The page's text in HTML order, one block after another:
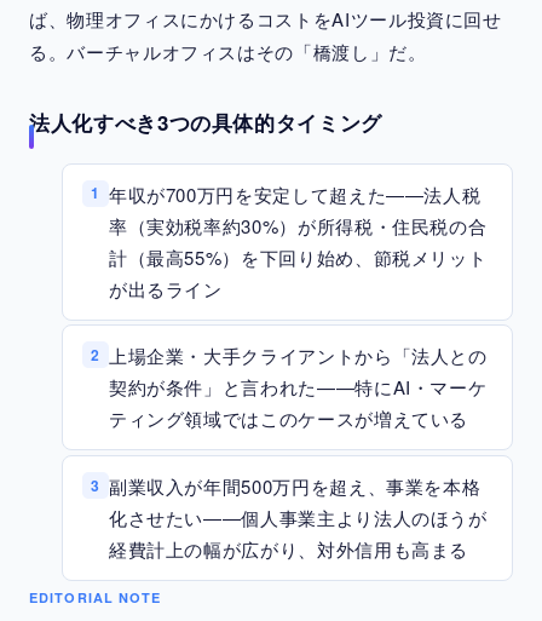
ば、物理オフィスにかけるコストをAIツール投資に回せ
る。バーチャルオフィスはその「橋渡し」だ。
法人化すべき3つの具体的タイミング
1 年収が700万円を安定して超えた——法人税
率（実効税率約30%）が所得税・住民税の合
計（最高55%）を下回り始め、節税メリット
が出るライン
2 上場企業・大手クライアントから「法人との
契約が条件」と言われた——特にAI・マーケ
ティング領域ではこのケースが増えている
3 副業収入が年間500万円を超え、事業を本格
化させたい——個人事業主より法人のほうが
経費計上の幅が広がり、対外信用も高まる
EDITORIAL NOTE